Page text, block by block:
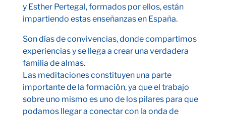
y Esther Pertegal, formados por ellos, están
impartiendo estas enseñanzas en España.
Son días de convivencias, donde compartimos
experiencias y se llega a crear una verdadera
familia de almas.
Las meditaciones constituyen una parte
importante de la formación, ya que el trabajo
sobre uno mismo es uno de los pilares para que
podamos llegar a conectar con la onda de